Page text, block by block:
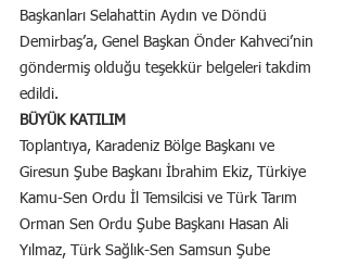
Başkanları Selahattin Aydın ve Döndü
Demirbaş’a, Genel Başkan Önder Kahveci’nin
göndermiş olduğu teşekkür belgeleri takdim
edildi.
BÜYÜK KATILIM
Toplantıya, Karadeniz Bölge Başkanı ve
Giresun Şube Başkanı İbrahim Ekiz, Türkiye
Kamu-Sen Ordu İl Temsilcisi ve Türk Tarım
Orman Sen Ordu Şube Başkanı Hasan Ali
Yılmaz, Türk Sağlık-Sen Samsun Şube